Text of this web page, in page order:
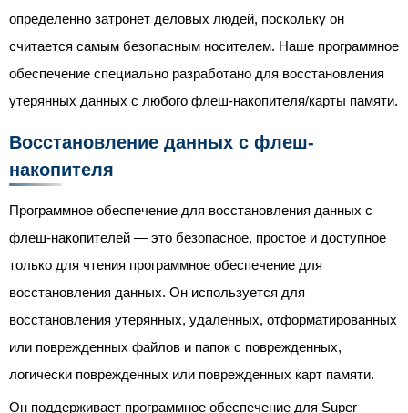
определенно затронет деловых людей, поскольку он
считается самым безопасным носителем. Наше программное
обеспечение специально разработано для восстановления
утерянных данных с любого флеш-накопителя/карты памяти.
Восстановление данных с флеш-
накопителя
Программное обеспечение для восстановления данных с
флеш-накопителей — это безопасное, простое и доступное
только для чтения программное обеспечение для
восстановления данных. Он используется для
восстановления утерянных, удаленных, отформатированных
или поврежденных файлов и папок с поврежденных,
логически поврежденных или поврежденных карт памяти.
Он поддерживает программное обеспечение для Super